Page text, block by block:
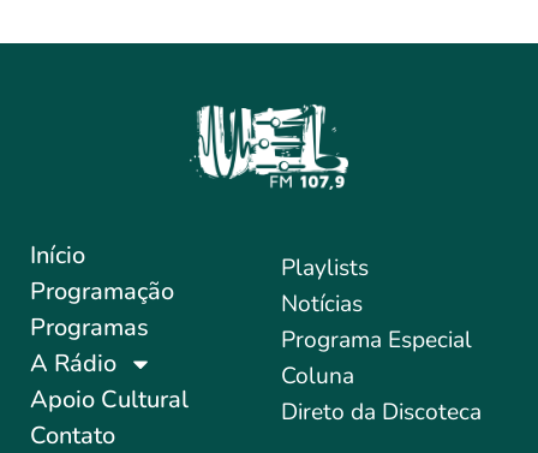
Início
Programação
Programas
A Rádio
Apoio Cultural
Contato
Playlists
Notícias
Programa Especial
Coluna
Direto da Discoteca